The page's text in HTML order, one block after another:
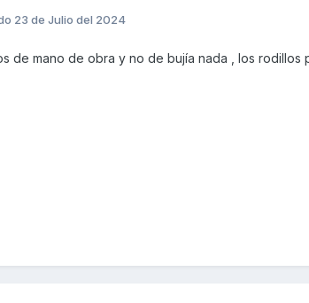
23 de Julio del 2024
de mano de obra y no de bujía nada , los